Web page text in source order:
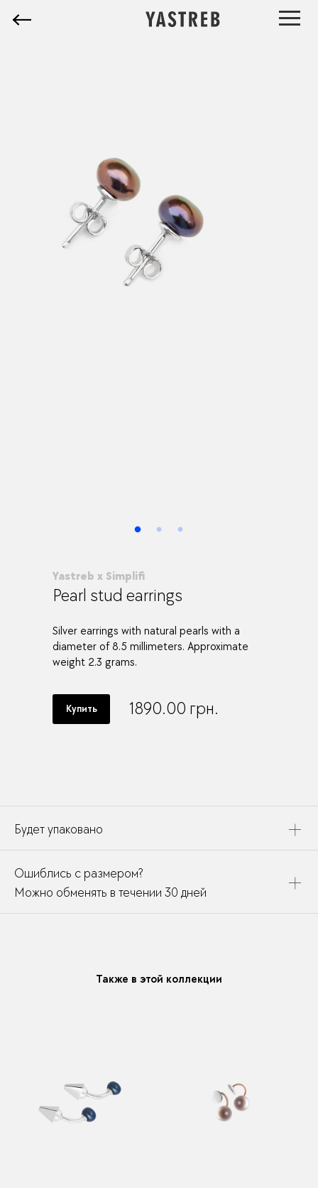
Yastreb x Simplifi
Pearl stud earrings
Silver earrings with natural pearls with a
diameter of 8.5 millimeters. Approximate
weight 2.3 grams.
Купить 1890.00 грн.
Будет упаковано
дополнено открыткой, паспортом украшения и
собрано в подарочный пакет
Ошиблись с размером?
Можно обменять в течении 30 дней
Также в этой коллекции